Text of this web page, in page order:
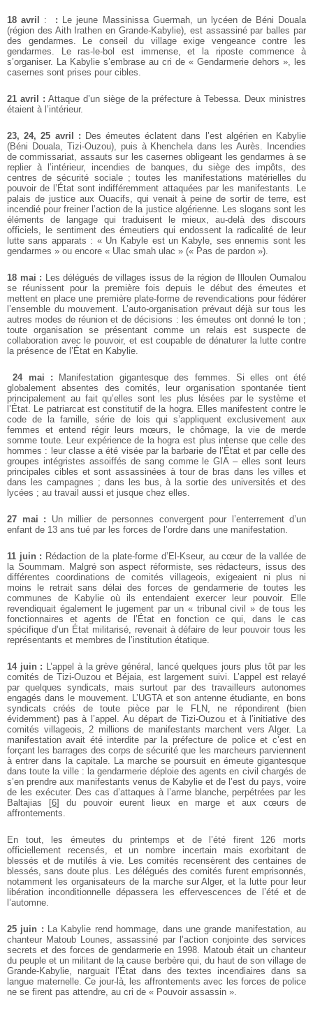
18 avril : : Le jeune Massinissa Guermah, un lycéen de Béni Douala
(région des Aith Irathen en Grande-Kabylie), est assassiné par balles par
des gendarmes. Le conseil du village exige vengeance contre les
gendarmes. Le ras-le-bol est immense, et la riposte commence à
s’organiser. La Kabylie s’embrase au cri de « Gendarmerie dehors », les
casernes sont prises pour cibles.
21 avril : Attaque d’un siège de la préfecture à Tebessa. Deux ministres
étaient à l’intérieur.
23, 24, 25 avril : Des émeutes éclatent dans l’est algérien en Kabylie
(Béni Douala, Tizi-Ouzou), puis à Khenchela dans les Aurès. Incendies
de commissariat, assauts sur les casernes obligeant les gendarmes à se
replier à l’intérieur, incendies de banques, du siège des impôts, des
centres de sécurité sociale ; toutes les manifestations matérielles du
pouvoir de l’État sont indifféremment attaquées par les manifestants. Le
palais de justice aux Ouacifs, qui venait à peine de sortir de terre, est
incendié pour freiner l’action de la justice algérienne. Les slogans sont les
éléments de langage qui traduisent le mieux, au-delà des discours
officiels, le sentiment des émeutiers qui endossent la radicalité de leur
lutte sans apparats : « Un Kabyle est un Kabyle, ses ennemis sont les
gendarmes » ou encore « Ulac smah ulac » (« Pas de pardon »).
18 mai : Les délégués de villages issus de la région de Illoulen Oumalou
se réunissent pour la première fois depuis le début des émeutes et
mettent en place une première plate-forme de revendications pour fédérer
l’ensemble du mouvement. L’auto-organisation prévaut déjà sur tous les
autres modes de réunion et de décisions : les émeutes ont donné le ton ;
toute organisation se présentant comme un relais est suspecte de
collaboration avec le pouvoir, et est coupable de dénaturer la lutte contre
la présence de l’État en Kabylie.
24 mai :
Manifestation gigantesque des femmes. Si elles ont été
globalement absentes des comités, leur organisation spontanée tient
principalement au fait qu’elles sont les plus lésées par le système et
l’État. Le patriarcat est constitutif de la hogra. Elles manifestent contre le
code de la famille, série de lois qui s’appliquent exclusivement aux
femmes et entend régir leurs mœurs, le chômage, la vie de merde
somme toute. Leur expérience de la hogra est plus intense que celle des
hommes : leur classe a été visée par la barbarie de l’État et par celle des
groupes intégristes assoiffés de sang comme le GIA – elles sont leurs
principales cibles et sont assassinées à tour de bras dans les villes et
dans les campagnes ; dans les bus, à la sortie des universités et des
lycées ; au travail aussi et jusque chez elles.
27 mai : Un millier de personnes convergent pour l’enterrement d’un
enfant de 13 ans tué par les forces de l’ordre dans une manifestation.
11 juin : Rédaction de la plate-forme d’El-Kseur, au cœur de la vallée de
la Soummam. Malgré son aspect réformiste, ses rédacteurs, issus des
différentes coordinations de comités villageois, exigeaient ni plus ni
moins le retrait sans délai des forces de gendarmerie de toutes les
communes de Kabylie où ils entendaient exercer leur pouvoir. Elle
revendiquait également le jugement par un « tribunal civil » de tous les
fonctionnaires et agents de l’État en fonction ce qui, dans le cas
spécifique d’un État militarisé, revenait à défaire de leur pouvoir tous les
représentants et membres de l’institution étatique.
14 juin : L’appel à la grève général, lancé quelques jours plus tôt par les
comités de Tizi-Ouzou et Béjaia, est largement suivi. L’appel est relayé
par quelques syndicats, mais surtout par des travailleurs autonomes
engagés dans le mouvement. L’UGTA et son antenne étudiante, en bons
syndicats créés de toute pièce par le FLN, ne répondirent (bien
évidemment) pas à l’appel. Au départ de Tizi-Ouzou et à l’initiative des
comités villageois, 2 millions de manifestants marchent vers Alger. La
manifestation avait été interdite par la préfecture de police et c’est en
forçant les barrages des corps de sécurité que les marcheurs parviennent
à entrer dans la capitale. La marche se poursuit en émeute gigantesque
dans toute la ville : la gendarmerie déploie des agents en civil chargés de
s’en prendre aux manifestants venus de Kabylie et de l’est du pays, voire
de les exécuter. Des cas d’attaques à l’arme blanche, perpétrées par les
Baltajias [6]
du pouvoir eurent lieux en marge et aux cœurs de
affrontements.
En tout, les émeutes du printemps et de l’été firent 126 morts
officiellement recensés, et un nombre incertain mais exorbitant de
blessés et de mutilés à vie. Les comités recensèrent des centaines de
blessés, sans doute plus. Les délégués des comités furent emprisonnés,
notamment les organisateurs de la marche sur Alger, et la lutte pour leur
libération inconditionnelle dépassera les effervescences de l’été et de
l’automne.
25 juin : La Kabylie rend hommage, dans une grande manifestation, au
chanteur Matoub Lounes, assassiné par l’action conjointe des services
secrets et des forces de gendarmerie en 1998. Matoub était un chanteur
du peuple et un militant de la cause berbère qui, du haut de son village de
Grande-Kabylie, narguait l’État dans des textes incendiaires dans sa
langue maternelle. Ce jour-là, les affrontements avec les forces de police
ne se firent pas attendre, au cri de « Pouvoir assassin ».